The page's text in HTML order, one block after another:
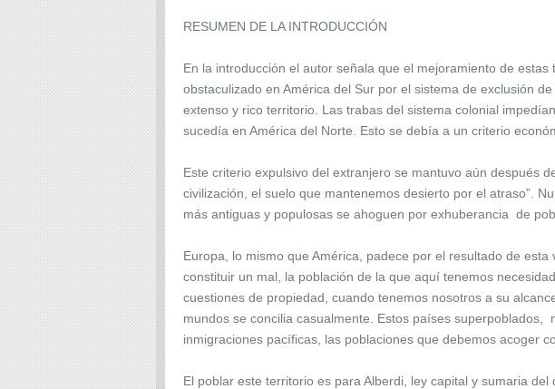
RESUMEN DE LA INTRODUCCIÓN
En la introducción el autor señala que el mejoramiento de
obstaculizado en América del Sur por el sistema de exclusión
extenso y rico territorio. Las trabas del sistema colonial
sucedía en América del Norte. Esto se debía a un criterio
Este criterio expulsivo del extranjero se mantuvo aún después
civilización, el suelo que mantenemos desierto por el atraso”.
más antiguas y populosas se ahoguen por exhuberancia de
Europa, lo mismo que América, padece por el resultado de
constituir un mal, la población de la que aquí tenemos
cuestiones de propiedad, cuando tenemos nosotros a su
mundos se concilia casualmente. Estos países
inmigraciones pacíficas, las poblaciones que debemos acoger
El poblar este territorio es para Alberdi, ley capital y sumaria